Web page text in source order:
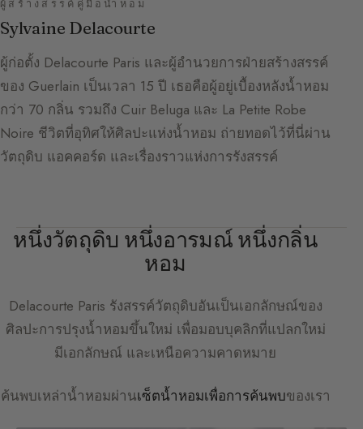
ผู้สร้างสรรค์คู่มือน้ำหอม
Sylvaine Delacourte
ผู้ก่อตั้ง Delacourte Paris และผู้อำนวยการฝ่ายสร้างสรรค์
ของ Guerlain เป็นเวลา 15 ปี เธอคือผู้อยู่เบื้องหลังน้ำหอม
กว่า 70 กลิ่น รวมถึง Cuir Beluga และ La Petite Robe
Noire ชีวิตที่อุทิศให้ศิลปะแห่งน้ำหอม ถ่ายทอดไว้ที่นี่ผ่าน
วัตถุดิบ แอคคอร์ด และเรื่องราวแห่งการรังสรรค์
หนึ่งวัตถุดิบ หนึ่งอารมณ์ หนึ่งกลิ่น
หอม
Delacourte Paris รังสรรค์วัตถุดิบอันเป็นเอกลักษณ์ของ
ศิลปะการปรุงน้ำหอมขึ้นใหม่ เพื่อมอบบุคลิกที่แปลกใหม่
มีเอกลักษณ์ และเหนือความคาดหมาย
ค้นพบเหล่าน้ำหอมผ่านเซ็ตน้ำหอมเพื่อการค้นพบของเรา